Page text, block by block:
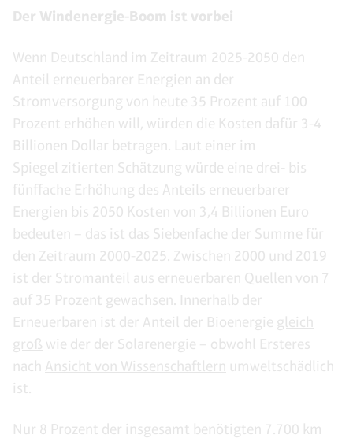
Der Windenergie-Boom ist vorbei
Wenn Deutschland im Zeitraum 2025-2050 den
Anteil erneuerbarer Energien an der
Stromversorgung von heute 35 Prozent auf 100
Prozent erhöhen will, würden die Kosten dafür 3-4
Billionen Dollar betragen. Laut einer im
Spiegel zitierten Schätzung würde eine drei- bis
fünffache Erhöhung des Anteils erneuerbarer
Energien bis 2050 Kosten von 3,4 Billionen Euro
bedeuten – das ist das Siebenfache der Summe für
den Zeitraum 2000-2025. Zwischen 2000 und 2019
ist der Stromanteil aus erneuerbaren Quellen von 7
auf 35 Prozent gewachsen. Innerhalb der
Erneuerbaren ist der Anteil der Bioenergie gleich
groß wie der der Solarenergie – obwohl Ersteres
nach Ansicht von Wissenschaftlern umweltschädlich
ist.
Nur 8 Prozent der insgesamt benötigten 7.700 km